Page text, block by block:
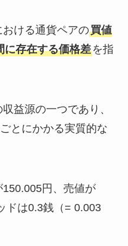
おける通貨ペアの買値
存在する価格差を指
益源の一つであり、
とにかかる実質的な
円、売値が
ドは0.3銭（= 0.003